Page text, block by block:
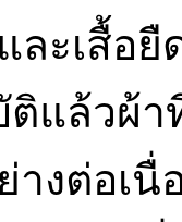
ะเสื้อยื
แล้วผ้า
งต่อเนื่